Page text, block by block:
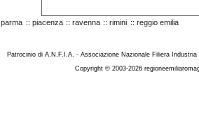
parma :: piacenza :: ravenna :: rimini :: reggio emilia
Patrocinio di A.N.F.I.A. - Associazione Nazionale Filiera
Copyright © 2003-2026